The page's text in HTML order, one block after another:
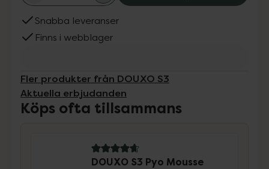
Snabba leveranser
Finns i webblager
Fler produkter från DOUXO S3
Aktuella erbjudanden
Köps ofta tillsammans
4.9 av 5 i omdöme
DOUXO S3 Pyo Mousse